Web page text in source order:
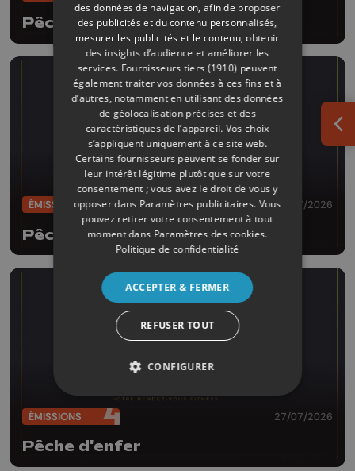
Pêche d'enfer
ÉMISSIONS 28/07/2026
Pêche d'enfer
ÉMISSIONS 27/07/2026
Pêche d'enfer
des données de navigation, afin de proposer
des publicités et du contenu personnalisés,
mesurer les publicités et le contenu, obtenir
des insights d’audience et améliorer les
services. Fournisseurs tiers (1910) peuvent
également traiter vos données à ces fins et à
d’autres, notamment en utilisant des données
de géolocalisation précises et des
caractéristiques de l’appareil. Vos choix
s’appliquent uniquement à ce site web.
Certains fournisseurs peuvent se fonder sur
leur intérêt légitime plutôt que sur votre
consentement ; vous avez le droit de vous y
opposer dans Paramètres publicitaires. Vous
pouvez retirer votre consentement à tout
moment dans Paramètres des cookies.
Politique de confidentialité
ACCEPTER & FERMER
REFUSER TOUT
CONFIGURER